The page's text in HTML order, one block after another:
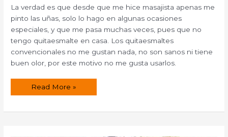
La verdad es que desde que me hice masajista apenas me
pinto las uñas, solo lo hago en algunas ocasiones
especiales, y que me pasa muchas veces, pues que no
tengo quitaesmalte en casa. Los quitaesmaltes
convencionales no me gustan nada, no son sanos ni tiene
buen olor, por este motivo no me gusta usarlos.
Quitaesmalte
Read More »